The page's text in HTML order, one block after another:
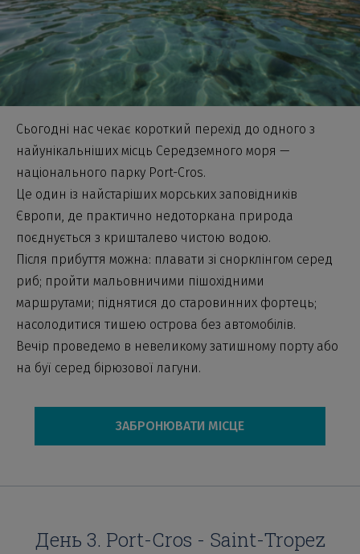
Сьогодні нас чекає короткий перехід до одного з
найунікальніших місць Середземного моря —
національного парку Port-Cros.
Це один із найстаріших морських заповідників
Європи, де практично недоторкана природа
поєднується з кришталево чистою водою.
Після прибуття можна: плавати зі снорклінгом серед
риб; пройти мальовничими пішохідними
маршрутами; піднятися до старовинних фортець;
насолодитися тишею острова без автомобілів.
Вечір проведемо в невеликому затишному порту або
на буї серед бірюзової лагуни.
ЗАБРОНЮВАТИ МІСЦЕ
День 3. Port-Cros - Saint-Tropez